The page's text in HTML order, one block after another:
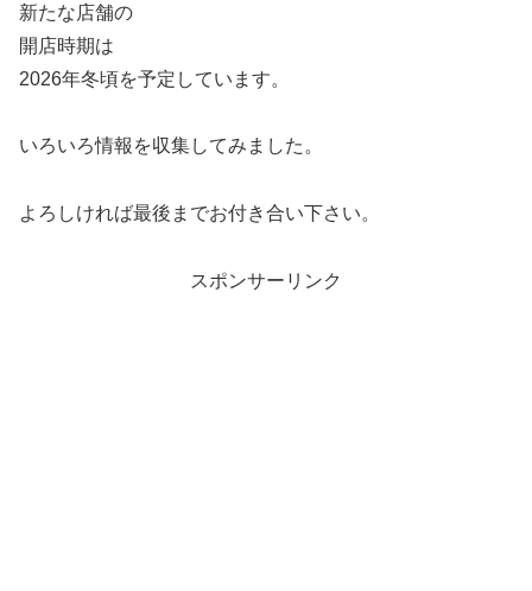
新たな店舗の
開店時期は
2026年冬頃を予定しています。
いろいろ情報を収集してみました。
よろしければ最後までお付き合い下さい。
スポンサーリンク